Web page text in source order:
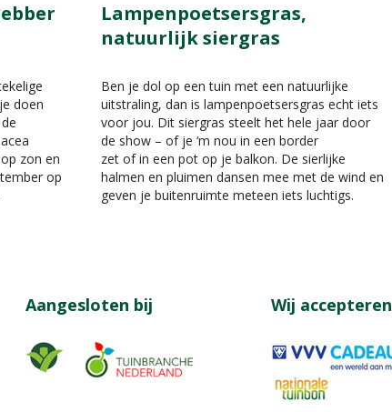
doen
zon en
op
Lampenpoetsersgras,
natuurlijk siergras
Ben je dol op een tuin met een natuurlijke
uitstraling, dan is lampenpoetsersgras echt iets
voor jou. Dit siergras steelt het hele jaar door
de show – of je ‘m nou in een border
zet of in een pot op je balkon. De sierlijke
halmen en pluimen dansen mee met de wind en
geven je buitenruimte meteen iets luchtigs.
Aangesloten bij Wij accepteren